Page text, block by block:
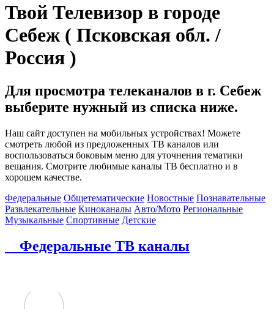
Твой Телевизор в городе
Себеж ( Псковская обл. /
Россия )
Для просмотра телеканалов в г. Себеж
выберите нужный из списка ниже.
Наш сайт доступен на мобильных устройствах! Можете
смотреть любой из предложенных ТВ каналов или
воспользоваться боковым меню для уточнения тематики
вещания. Смотрите любимые каналы ТВ бесплатно и в
хорошем качестве.
Федеральные Общетематические Новостные Познавательные
Развлекательные Киноканалы Авто/Мото Региональные
Музыкальные Спортивные Детские
Федеральные ТВ каналы